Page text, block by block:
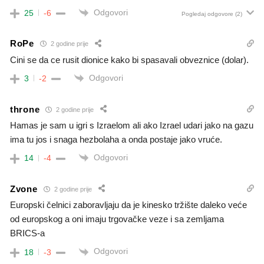
25 -6 Odgovori Pogledaj odgovore (2)
RoPe 2 godine prije
Cini se da ce rusit dionice kako bi spasavali obveznice (dolar).
3 -2 Odgovori
throne 2 godine prije
Hamas je sam u igri s Izraelom ali ako Izrael udari jako na gazu
ima tu jos i snaga hezbolaha a onda postaje jako vruće.
14 -4 Odgovori
Zvone 2 godine prije
Europski čelnici zaboravljaju da je kinesko tržište daleko veće
od europskog a oni imaju trgovačke veze i sa zemljama
BRICS-a
18 -3 Odgovori